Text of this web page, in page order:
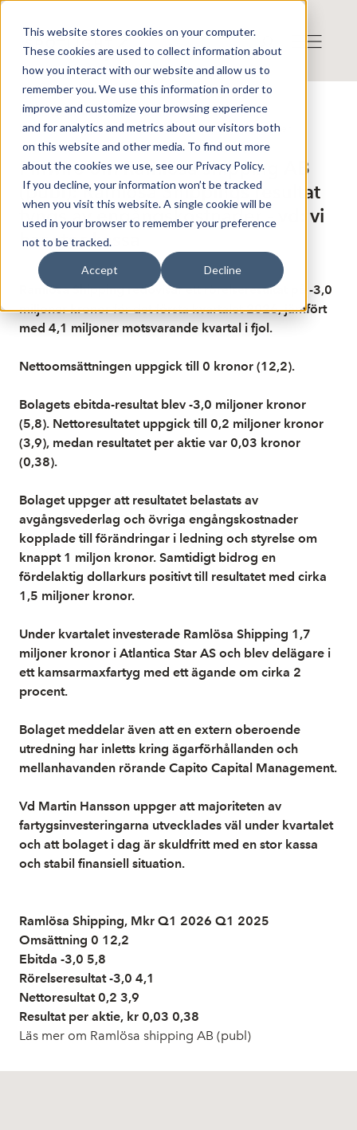
This website stores cookies on your computer.
These cookies are used to collect information about
how you interact with our website and allow us to
remember you. We use this information in order to
improve and customize your browsing experience
and for analytics and metrics about our visitors both
on this website and other media. To find out more
about the cookies we use, see our Privacy Policy.
If you decline, your information won’t be tracked
when you visit this website. A single cookie will be
used in your browser to remember your preference
not to be tracked.
Accept Decline
Publicerat: 2026-05-28 06:58:43
Detta är en nyhet från nyhetsbyrån FinwireDisclaimer
Finwire om Ramlösa shipping AB
(publ): Ramlösa Shippings resultat
tyngs av engångskostnader - vd: vi
har stor kassa
Ramlösa Shipping redovisar ett rörelseresultat på -3,0
miljoner kronor för det första kvartalet 2026, jämfört
med 4,1 miljoner motsvarande kvartal i fjol.
Nettoomsättningen uppgick till 0 kronor (12,2).
Bolagets ebitda-resultat blev -3,0 miljoner kronor
(5,8). Nettoresultatet uppgick till 0,2 miljoner kronor
(3,9), medan resultatet per aktie var 0,03 kronor
(0,38).
Bolaget uppger att resultatet belastats av
avgångsvederlag och övriga engångskostnader
kopplade till förändringar i ledning och styrelse om
knappt 1 miljon kronor. Samtidigt bidrog en
fördelaktig dollarkurs positivt till resultatet med cirka
1,5 miljoner kronor.
Under kvartalet investerade Ramlösa Shipping 1,7
miljoner kronor i Atlantica Star AS och blev delägare i
ett kamsarmaxfartyg med ett ägande om cirka 2
procent.
Bolaget meddelar även att en extern oberoende
utredning har inletts kring ägarförhållanden och
mellanhavanden rörande Capito Capital Management.
Vd Martin Hansson uppger att majoriteten av
fartygsinvesteringarna utvecklades väl under kvartalet
och att bolaget i dag är skuldfritt med en stor kassa
och stabil finansiell situation.
Ramlösa Shipping, Mkr Q1 2026 Q1 2025
Omsättning 0 12,2
Ebitda -3,0 5,8
Rörelseresultat -3,0 4,1
Nettoresultat 0,2 3,9
Resultat per aktie, kr 0,03 0,38
Läs mer om Ramlösa shipping AB (publ)